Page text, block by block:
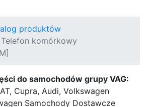
produktów
komórkowy
do samochodów grupy VAG:
Cupra, Audi, Volkswagen
Samochody Dostawcze